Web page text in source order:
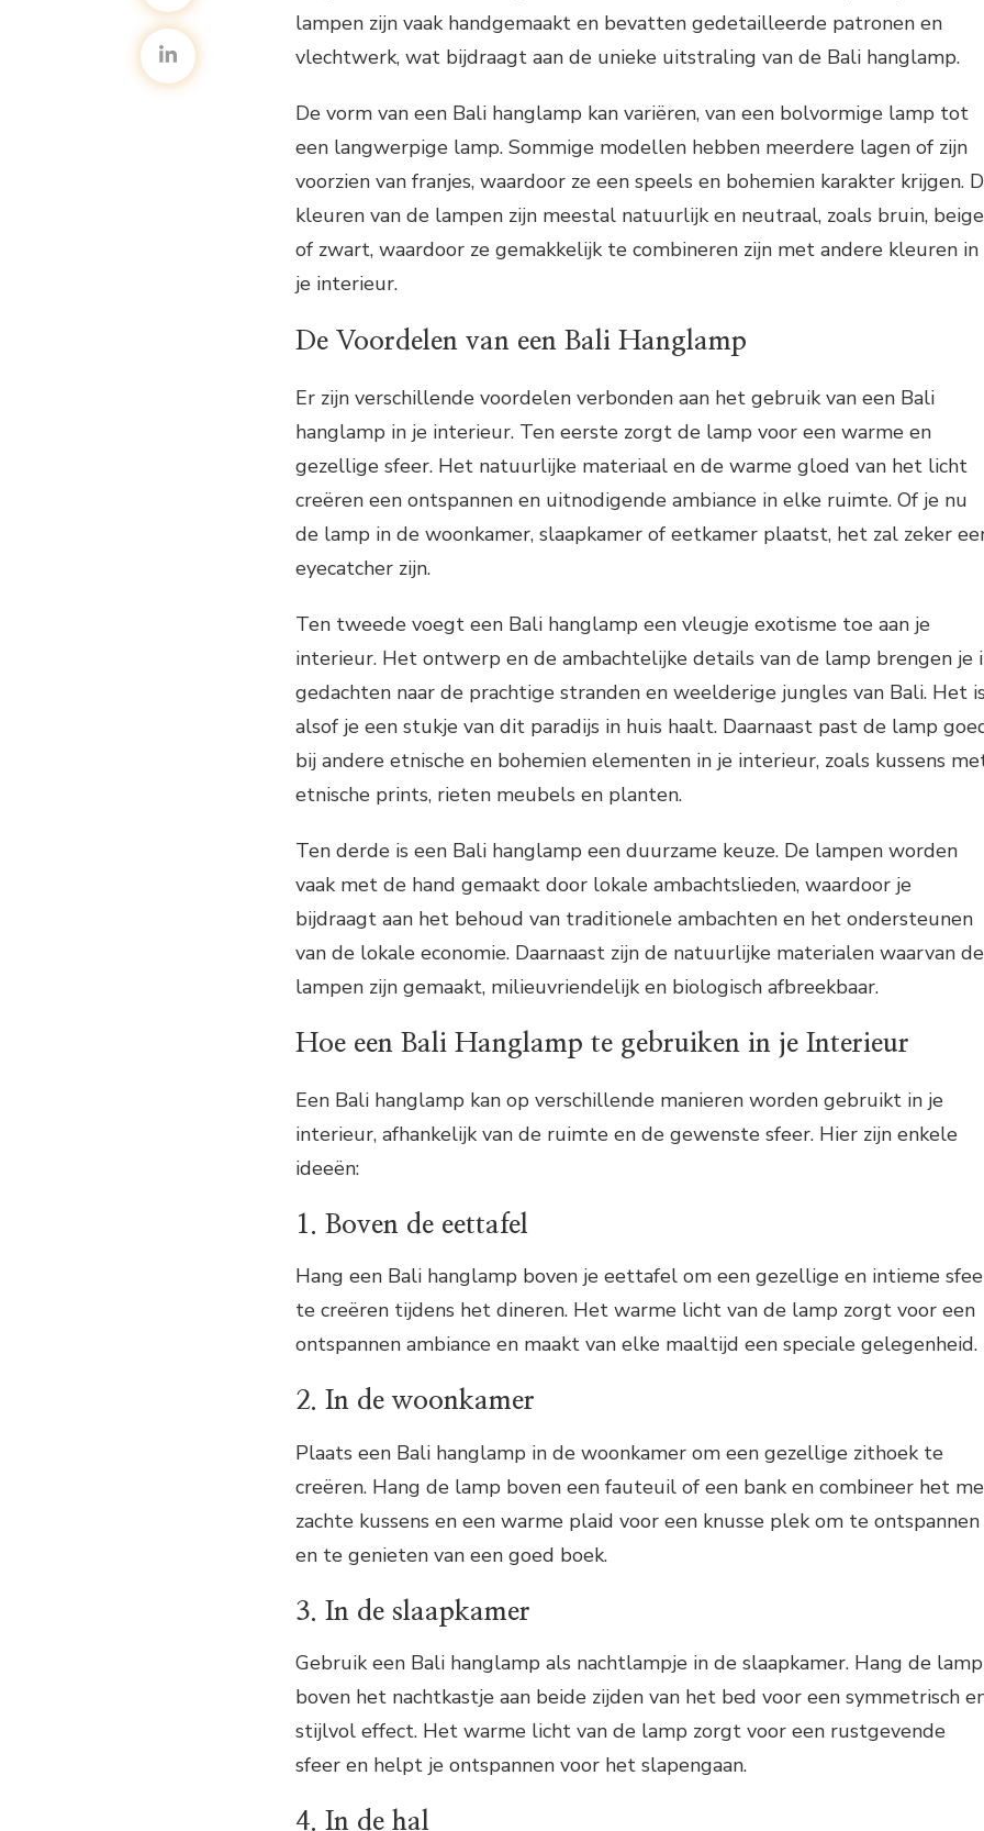
lampen zijn vaak handgemaakt en bevatten gedetailleerde patronen en
vlechtwerk, wat bijdraagt aan de unieke uitstraling van de Bali hanglamp.
De vorm van een Bali hanglamp kan variëren, van een bolvormige lamp tot
een langwerpige lamp. Sommige modellen hebben meerdere lagen of zijn
voorzien van franjes, waardoor ze een speels en bohemien karakter krijgen.
kleuren van de lampen zijn meestal natuurlijk en neutraal, zoals bruin, beige
of zwart, waardoor ze gemakkelijk te combineren zijn met andere kleuren in
je interieur.
De Voordelen van een Bali Hanglamp
Er zijn verschillende voordelen verbonden aan het gebruik van een Bali
hanglamp in je interieur. Ten eerste zorgt de lamp voor een warme en
gezellige sfeer. Het natuurlijke materiaal en de warme gloed van het licht
creëren een ontspannen en uitnodigende ambiance in elke ruimte. Of je nu
de lamp in de woonkamer, slaapkamer of eetkamer plaatst, het zal zeker
eyecatcher zijn.
Ten tweede voegt een Bali hanglamp een vleugje exotisme toe aan je
interieur. Het ontwerp en de ambachtelijke details van de lamp brengen je
gedachten naar de prachtige stranden en weelderige jungles van Bali. Het
alsof je een stukje van dit paradijs in huis haalt. Daarnaast past de lamp
bij andere etnische en bohemien elementen in je interieur, zoals kussens
etnische prints, rieten meubels en planten.
Ten derde is een Bali hanglamp een duurzame keuze. De lampen worden
vaak met de hand gemaakt door lokale ambachtslieden, waardoor je
bijdraagt aan het behoud van traditionele ambachten en het ondersteunen
van de lokale economie. Daarnaast zijn de natuurlijke materialen waarvan de
lampen zijn gemaakt, milieuvriendelijk en biologisch afbreekbaar.
Hoe een Bali Hanglamp te gebruiken in je Interieur
Een Bali hanglamp kan op verschillende manieren worden gebruikt in je
interieur, afhankelijk van de ruimte en de gewenste sfeer. Hier zijn enkele
ideeën:
1. Boven de eettafel
Hang een Bali hanglamp boven je eettafel om een gezellige en intieme
te creëren tijdens het dineren. Het warme licht van de lamp zorgt voor een
ontspannen ambiance en maakt van elke maaltijd een speciale gelegenheid.
2. In de woonkamer
Plaats een Bali hanglamp in de woonkamer om een gezellige zithoek te
creëren. Hang de lamp boven een fauteuil of een bank en combineer het
zachte kussens en een warme plaid voor een knusse plek om te ontspannen
en te genieten van een goed boek.
3. In de slaapkamer
Gebruik een Bali hanglamp als nachtlampje in de slaapkamer. Hang de lamp
boven het nachtkastje aan beide zijden van het bed voor een symmetrisch
stijlvol effect. Het warme licht van de lamp zorgt voor een rustgevende
sfeer en helpt je ontspannen voor het slapengaan.
4. In de hal